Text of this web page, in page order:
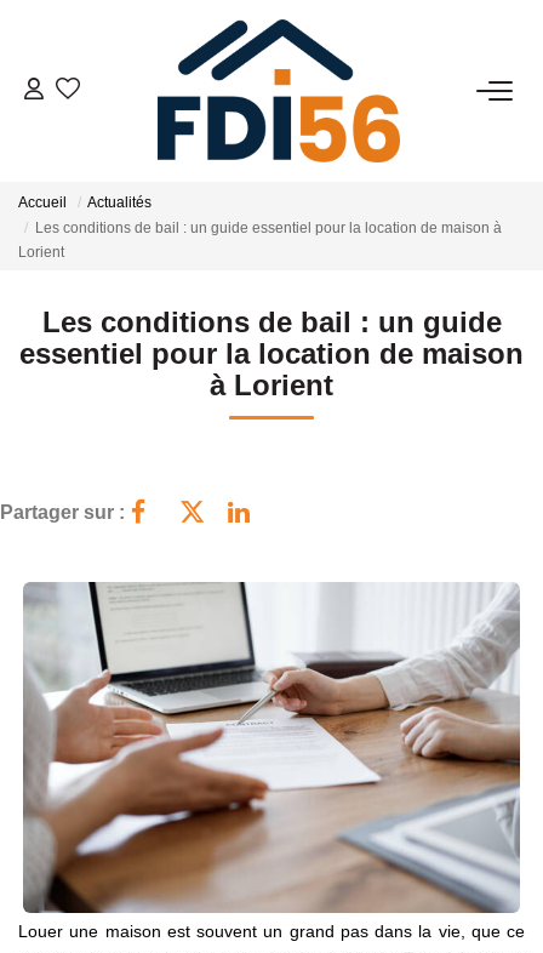
02 97 81 41 39
Investisseurs
LOCATIONS
Présentation
Notre Équipe
Nos Services
Recrutement
Nos Actualités
Avis Clients Google
Avis Clients Meilleurs Agents
CONTACT
Accueil
Actualités
Les conditions de bail : un guide essentiel pour la location de maison à
Lorient
Les conditions de bail : un guide
essentiel pour la location de maison
à Lorient
Partager sur :
Louer une maison est souvent un grand pas dans la vie, que ce